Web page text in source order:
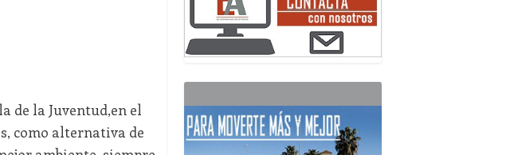
de la Juventud,en el
como alternativa de